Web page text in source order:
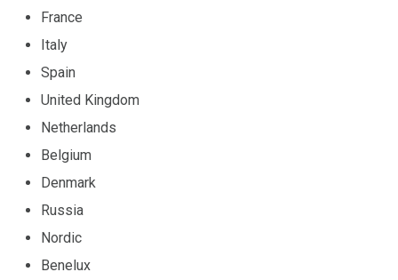
France
Italy
Spain
United Kingdom
Netherlands
Belgium
Denmark
Russia
Nordic
Benelux